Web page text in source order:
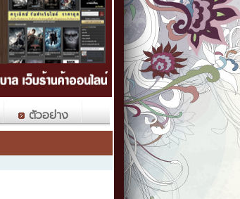
ตัวอย่าง